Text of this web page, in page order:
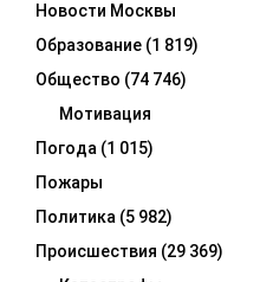
Новости Москвы
Образование (1 819)
Общество (74 746)
Мотивация
Погода (1 015)
Пожары
Политика (5 982)
Происшествия (29 369)